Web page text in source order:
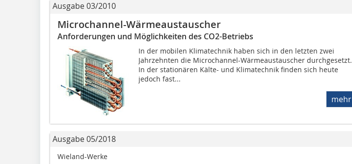
Ausgabe 03/2010
Microchannel-Wärmeaustauscher
Anforderungen und Möglichkeiten des CO2-Betriebs
In der mobilen Klimatechnik haben sich in den letzten zwei
Jahrzehnten die Microchannel-Wärmeaustauscher durchgesetzt.
In der stationären Kälte- und Klimatechnik finden sich heute
jedoch fast...
mehr
Ausgabe 05/2018
Wieland-Werke